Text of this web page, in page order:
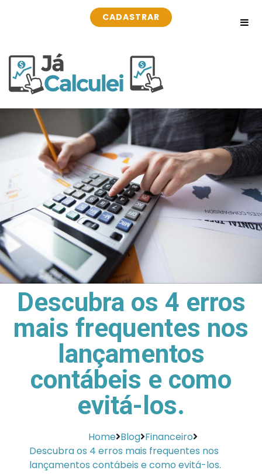
CADASTRAR
Descubra os 4 erros
mais frequentes nos
lançamentos
contábeis e como
evitá-los.
Home Blog Financeiro
Descubra os 4 erros mais frequentes nos
lançamentos contábeis e como evitá-los.